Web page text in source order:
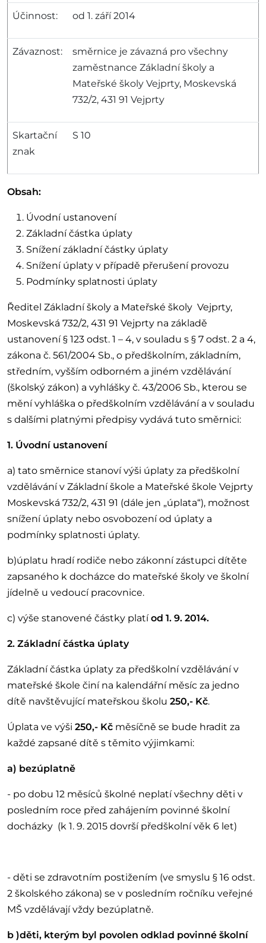
Účinnost: od 1. září 2014
Závaznost:
směrnice je závazná pro všechny
zaměstnance Základní školy a
Mateřské školy Vejprty, Moskevská
732/2, 431 91 Vejprty
Skartační
znak
S 10
Obsah:
Úvodní ustanovení
Základní částka úplaty
Snížení základní částky úplaty
Snížení úplaty v případě přerušení provozu
Podmínky splatnosti úplaty
Ředitel Základní školy a Mateřské školy Vejprty,
Moskevská 732/2, 431 91 Vejprty na základě
ustanovení § 123 odst. 1 – 4, v souladu s § 7 odst. 2 a 4,
zákona č. 561/2004 Sb., o předškolním, základním,
středním, vyšším odborném a jiném vzdělávání
(školský zákon) a vyhlášky č. 43/2006 Sb., kterou se
mění vyhláška o předškolním vzdělávání a v souladu
s dalšími platnými předpisy vydává tuto směrnici:
1. Úvodní ustanovení
a) tato směrnice stanoví výši úplaty za předškolní
vzdělávání v Základní škole a Mateřské škole Vejprty
Moskevská 732/2, 431 91 (dále jen „úplata“), možnost
snížení úplaty nebo osvobození od úplaty a
podmínky splatnosti úplaty.
b)úplatu hradí rodiče nebo zákonní zástupci dítěte
zapsaného k docházce do mateřské školy ve školní
jídelně u vedoucí pracovnice.
c) výše stanovené částky platíod 1. 9. 2014.
2. Základní částka úplaty
Základní částka úplaty za předškolní vzdělávání v
mateřské škole činí na kalendářní měsíc za jedno
dítě navštěvující mateřskou školu 250,- Kč.
Úplata ve výši 250,- Kč měsíčně se bude hradit za
každé zapsané dítě s těmito výjimkami:
a) bezúplatně
- po dobu 12 měsíců školné neplatí všechny děti v
posledním roce před zahájením povinné školní
docházky (k 1. 9. 2015 dovrší předškolní věk 6 let)
- děti se zdravotním postižením (ve smyslu § 16 odst.
2 školského zákona) se v posledním ročníku veřejné
MŠ vzdělávají vždy bezúplatně.
b )děti, kterým byl povolen odklad povinné školní